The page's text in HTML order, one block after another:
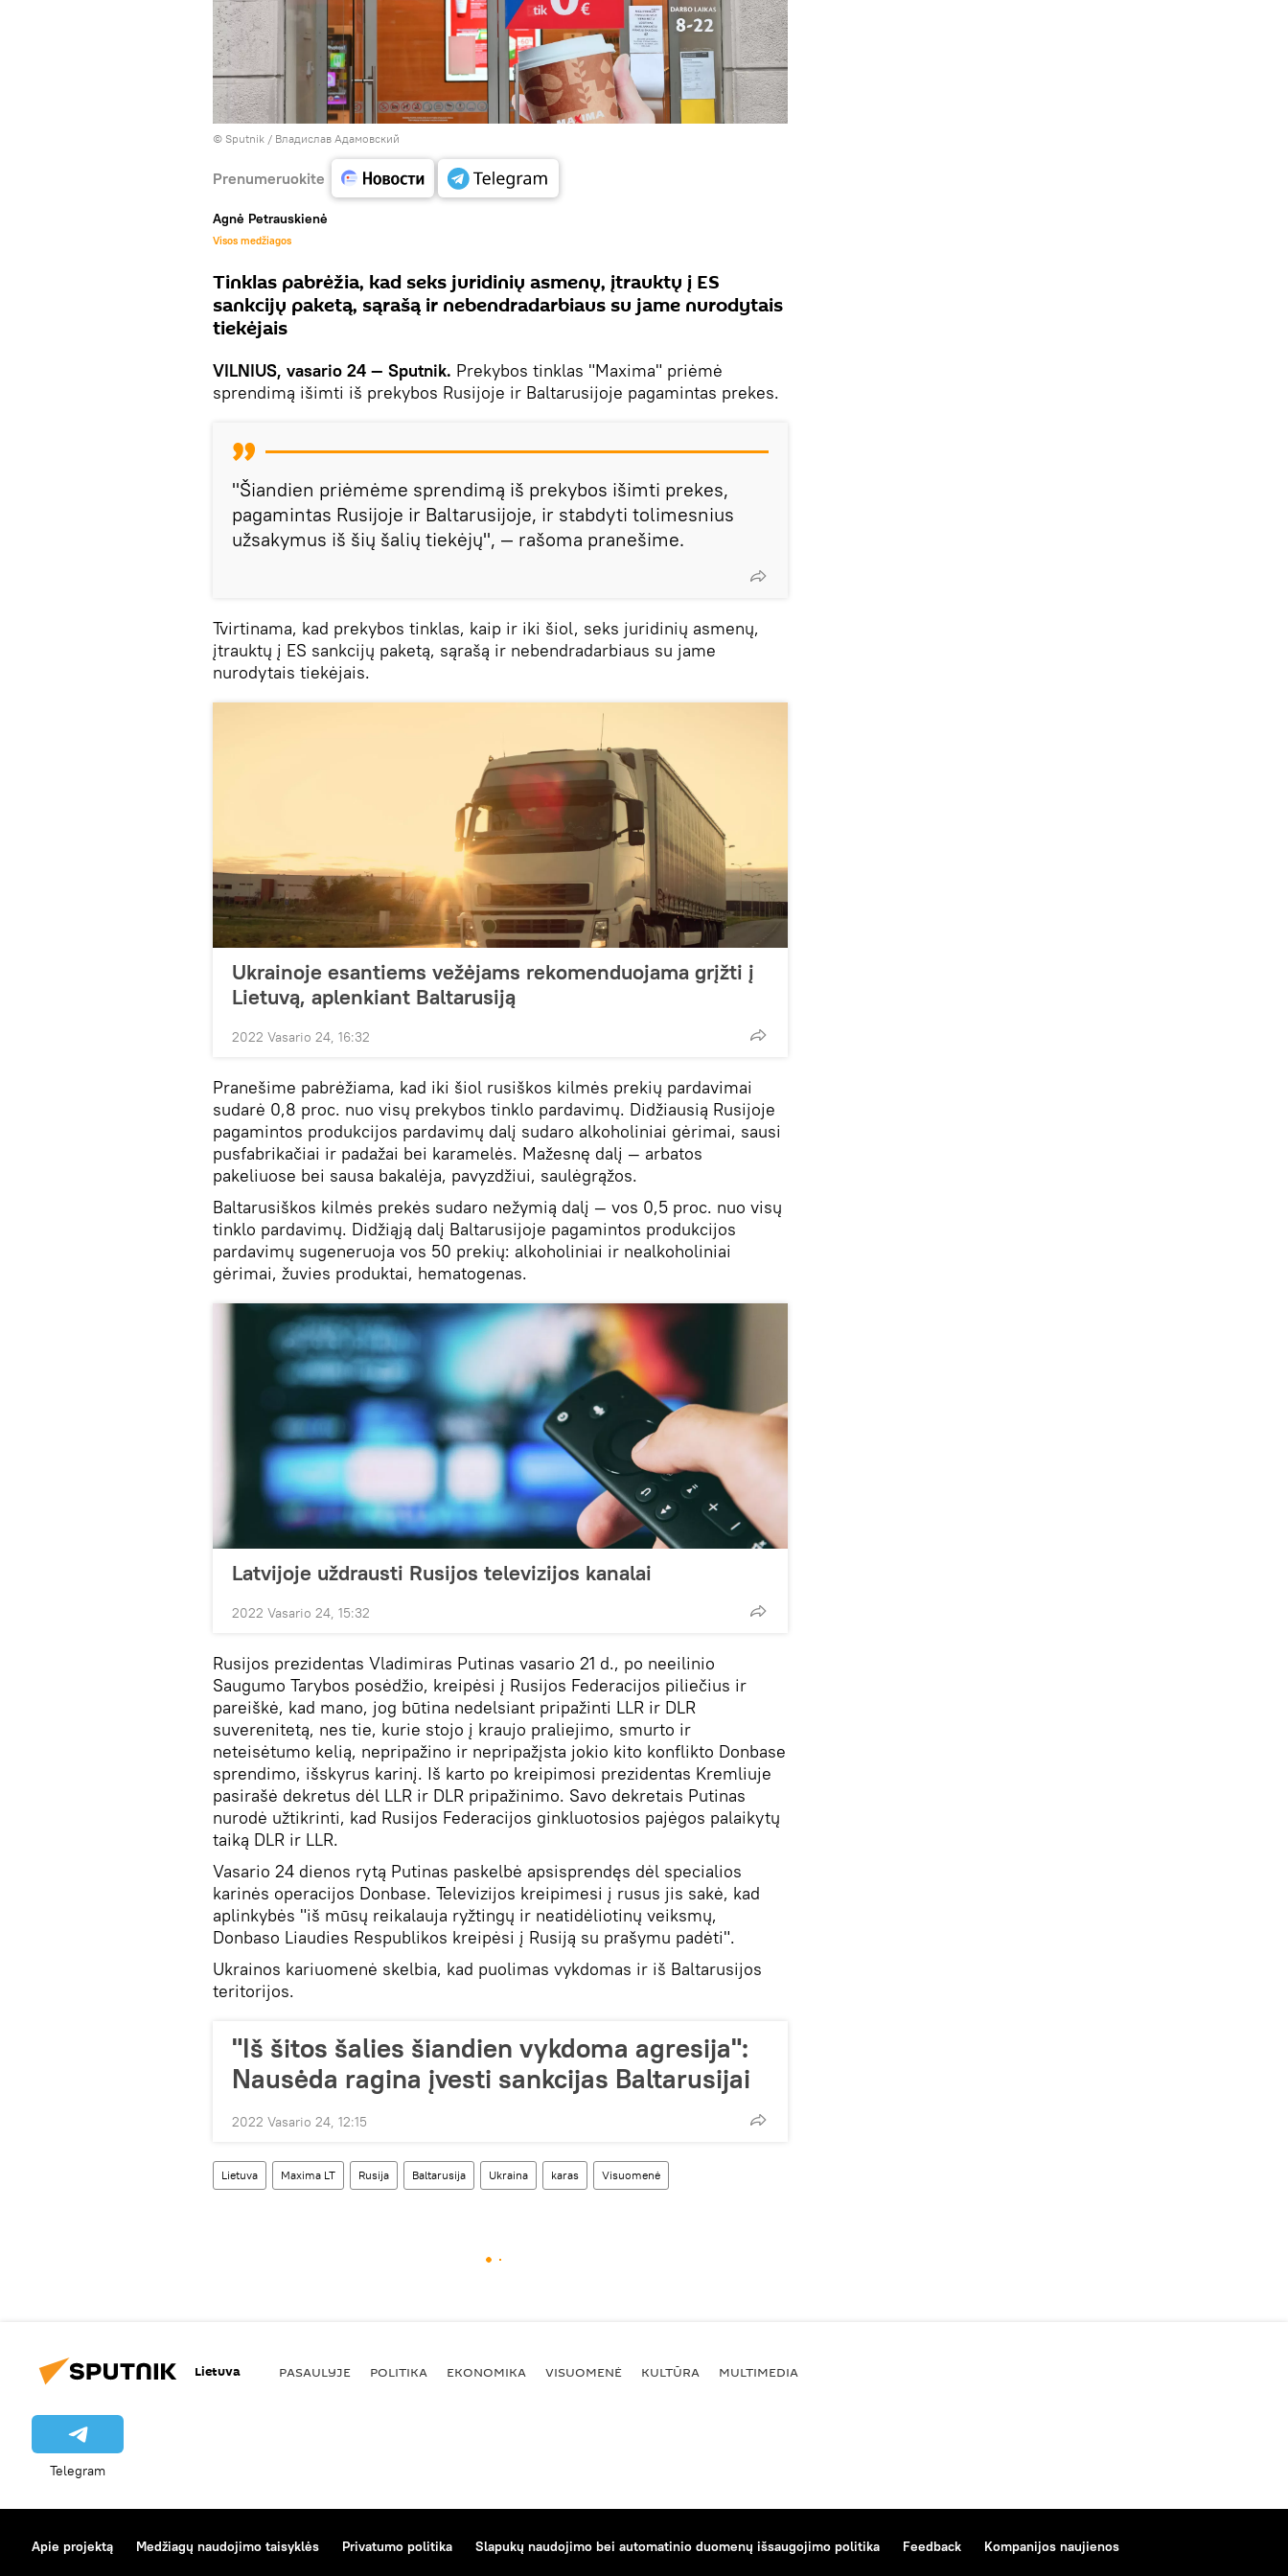
© Sputnik / Владислав Адамовский
Prenumeruokite
Agnė Petrauskienė
Visos medžiagos
Tinklas pabrėžia, kad seks juridinių asmenų, įtrauktų į ES
sankcijų paketą, sąrašą ir nebendradarbiaus su jame nurodytais
tiekėjais
VILNIUS, vasario 24 — Sputnik. Prekybos tinklas "Maxima" priėmė
sprendimą išimti iš prekybos Rusijoje ir Baltarusijoje pagamintas prekes.
"Šiandien priėmėme sprendimą iš prekybos išimti prekes,
pagamintas Rusijoje ir Baltarusijoje, ir stabdyti tolimesnius
užsakymus iš šių šalių tiekėjų", — rašoma pranešime.
Tvirtinama, kad prekybos tinklas, kaip ir iki šiol, seks juridinių asmenų,
įtrauktų į ES sankcijų paketą, sąrašą ir nebendradarbiaus su jame
nurodytais tiekėjais.
Ukrainoje esantiems vežėjams rekomenduojama grįžti į
Lietuvą, aplenkiant Baltarusiją
2022 Vasario 24, 16:32
Pranešime pabrėžiama, kad iki šiol rusiškos kilmės prekių pardavimai
sudarė 0,8 proc. nuo visų prekybos tinklo pardavimų. Didžiausią Rusijoje
pagamintos produkcijos pardavimų dalį sudaro alkoholiniai gėrimai, sausi
pusfabrikačiai ir padažai bei karamelės. Mažesnę dalį — arbatos
pakeliuose bei sausa bakalėja, pavyzdžiui, saulėgrąžos.
Baltarusiškos kilmės prekės sudaro nežymią dalį — vos 0,5 proc. nuo visų
tinklo pardavimų. Didžiąją dalį Baltarusijoje pagamintos produkcijos
pardavimų sugeneruoja vos 50 prekių: alkoholiniai ir nealkoholiniai
gėrimai, žuvies produktai, hematogenas.
Latvijoje uždrausti Rusijos televizijos kanalai
2022 Vasario 24, 15:32
Rusijos prezidentas Vladimiras Putinas vasario 21 d., po neeilinio
Saugumo Tarybos posėdžio, kreipėsi į Rusijos Federacijos piliečius ir
pareiškė, kad mano, jog būtina nedelsiant pripažinti LLR ir DLR
suverenitetą, nes tie, kurie stojo į kraujo praliejimo, smurto ir
neteisėtumo kelią, nepripažino ir nepripažįsta jokio kito konflikto Donbase
sprendimo, išskyrus karinį. Iš karto po kreipimosi prezidentas Kremliuje
pasirašė dekretus dėl LLR ir DLR pripažinimo. Savo dekretais Putinas
nurodė užtikrinti, kad Rusijos Federacijos ginkluotosios pajėgos palaikytų
taiką DLR ir LLR.
Vasario 24 dienos rytą Putinas paskelbė apsisprendęs dėl specialios
karinės operacijos Donbase. Televizijos kreipimesi į rusus jis sakė, kad
aplinkybės "iš mūsų reikalauja ryžtingų ir neatidėliotinų veiksmų,
Donbaso Liaudies Respublikos kreipėsi į Rusiją su prašymu padėti".
Ukrainos kariuomenė skelbia, kad puolimas vykdomas ir iš Baltarusijos
teritorijos.
"Iš šitos šalies šiandien vykdoma agresija":
Nausėda ragina įvesti sankcijas Baltarusijai
2022 Vasario 24, 12:15
Lietuva Maxima LT Rusija Baltarusija Ukraina karas Visuomenė
Lietuva PASAULYJE POLITIKA EKONOMIKA VISUOMENĖ KULTŪRA MULTIMEDIA
Telegram
Apie projektą Medžiagų naudojimo taisyklės Privatumo politika Slapukų naudojimo bei automatinio duomenų išsaugojimo politika Feedback Kompanijos naujienos